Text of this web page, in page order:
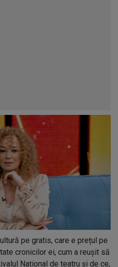
pe gratis, care e prețul pe
cronicilor ei, cum a reușit să
Național de teatru și de ce,